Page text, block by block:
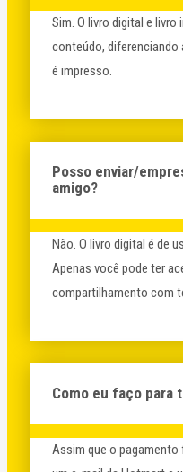
Sim. O livro digital e
conteúdo, diferenciando
é impresso.
Posso enviar/
amigo?
Não. O livro digital é de
Apenas você pode ter
compartilhamento com
Como eu faço para
Assim que o